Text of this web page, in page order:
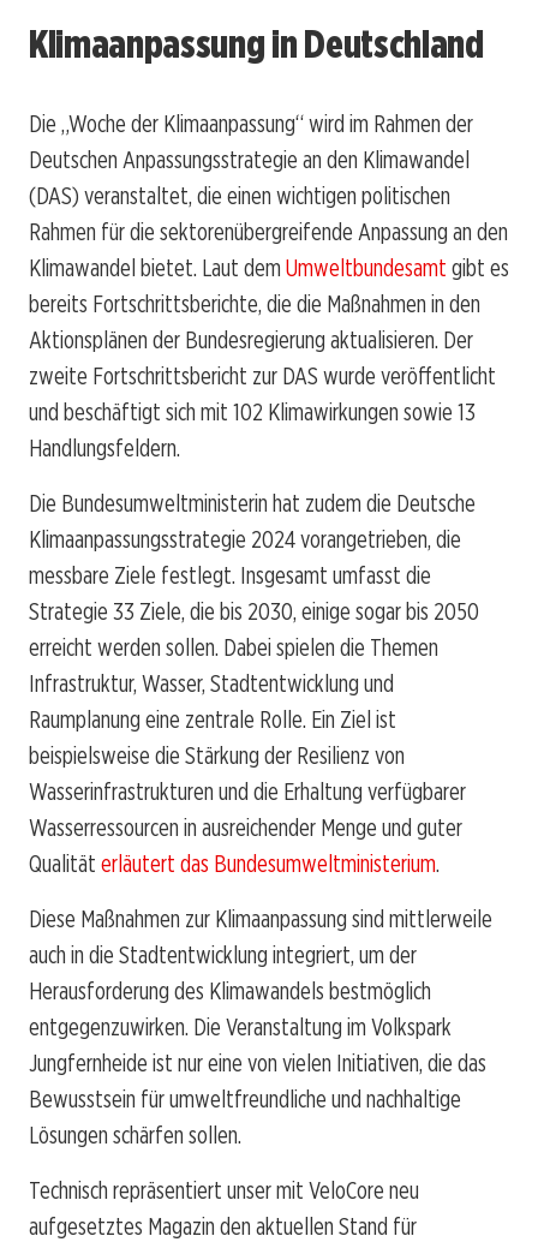
Klimaanpassung in Deutschland
Die „Woche der Klimaanpassung“ wird im Rahmen der
Deutschen Anpassungsstrategie an den Klimawandel
(DAS) veranstaltet, die einen wichtigen politischen
Rahmen für die sektorenübergreifende Anpassung an den
Klimawandel bietet. Laut dem Umweltbundesamt gibt es
bereits Fortschrittsberichte, die die Maßnahmen in den
Aktionsplänen der Bundesregierung aktualisieren. Der
zweite Fortschrittsbericht zur DAS wurde veröffentlicht
und beschäftigt sich mit 102 Klimawirkungen sowie 13
Handlungsfeldern.
Die Bundesumweltministerin hat zudem die Deutsche
Klimaanpassungsstrategie 2024 vorangetrieben, die
messbare Ziele festlegt. Insgesamt umfasst die
Strategie 33 Ziele, die bis 2030, einige sogar bis 2050
erreicht werden sollen. Dabei spielen die Themen
Infrastruktur, Wasser, Stadtentwicklung und
Raumplanung eine zentrale Rolle. Ein Ziel ist
beispielsweise die Stärkung der Resilienz von
Wasserinfrastrukturen und die Erhaltung verfügbarer
Wasserressourcen in ausreichender Menge und guter
Qualität erläutert das Bundesumweltministerium.
Diese Maßnahmen zur Klimaanpassung sind mittlerweile
auch in die Stadtentwicklung integriert, um der
Herausforderung des Klimawandels bestmöglich
entgegenzuwirken. Die Veranstaltung im Volkspark
Jungfernheide ist nur eine von vielen Initiativen, die das
Bewusstsein für umweltfreundliche und nachhaltige
Lösungen schärfen sollen.
Technisch repräsentiert unser mit VeloCore neu
aufgesetztes Magazin den aktuellen Stand für